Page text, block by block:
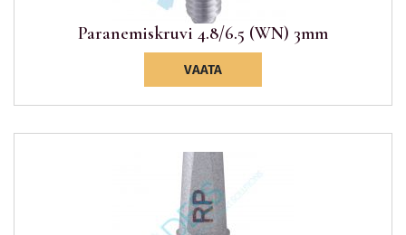
Paranemiskruvi 4.8/6.5 (WN) 3mm
VAATA